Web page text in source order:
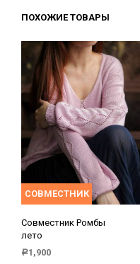
ПОХОЖИЕ ТОВАРЫ
СОВМЕСТНИК
Совместник Ромбы
лето
Р1,900